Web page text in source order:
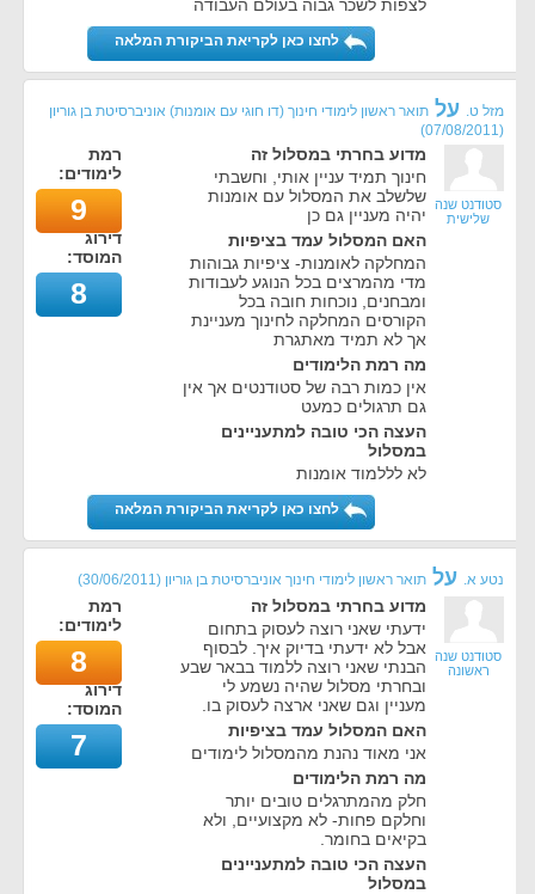
לצפות לשכר גבוה בעולם העבודה
לחצו כאן לקריאת הביקורת המלאה
מזל ט. על תואר ראשון לימודי חינוך (דו חוגי עם אומנות) אוניברסיטת בן גוריון
(
07/08/2011
)
סטודנט שנה
שלישית
מדוע בחרתי במסלול זה
חינוך תמיד עניין אותי, וחשבתי
שלשלב את המסלול עם אומנות
יהיה מעניין גם כן
האם המסלול עמד בציפיות
המחלקה לאומנות- ציפיות גבוהות
מדי מהמרצים בכל הנוגע לעבודות
ומבחנים, נוכחות חובה בכל
הקורסים המחלקה לחינוך מעניינת
אך לא תמיד מאתגרת
מה רמת הלימודים
אין כמות רבה של סטודנטים אך אין
גם תרגולים כמעט
העצה הכי טובה למתעניינים
במסלול
לא לללמוד אומנות
רמת
לימודים:
9
דירוג
המוסד:
8
לחצו כאן לקריאת הביקורת המלאה
נטע א. על תואר ראשון לימודי חינוך אוניברסיטת בן גוריון (
30/06/2011
)
סטודנט שנה
ראשונה
מדוע בחרתי במסלול זה
ידעתי שאני רוצה לעסוק בתחום
אבל לא ידעתי בדיוק איך. לבסוף
הבנתי שאני רוצה ללמוד בבאר שבע
ובחרתי מסלול שהיה נשמע לי
מעניין וגם שאני ארצה לעסוק בו.
האם המסלול עמד בציפיות
אני מאוד נהנת מהמסלול לימודים
מה רמת הלימודים
חלק מהמתרגלים טובים יותר
וחלקם פחות- לא מקצועיים, ולא
בקיאים בחומר.
העצה הכי טובה למתעניינים
במסלול
רמת
לימודים:
8
דירוג
המוסד:
7